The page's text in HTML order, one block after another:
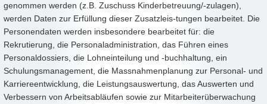
genommen werden (z.B. Zuschuss Kinderbetreuung/-zulagen),
werden Daten zur Erfüllung dieser Zusatzleis-tungen bearbeitet. Die
Personendaten werden insbesondere bearbeitet für: die
Rekrutierung, die Personaladministration, das Führen eines
Personaldossiers, die Lohneinteilung und -buchhaltung, ein
Schulungsmanagement, die Massnahmenplanung zur Personal- und
Karriereentwicklung, die Leistungsauswertung, das Auswerten und
Verbessern von Arbeitsabläufen sowie zur Mitarbeiterüberwachung